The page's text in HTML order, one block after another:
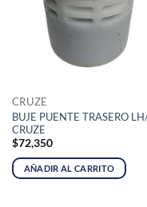
CRUZE
BUJE PUENTE TRASERO
CRUZE
$72,350
AÑADIR AL CARRITO